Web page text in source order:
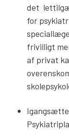
det
for
frivilligt
af privat